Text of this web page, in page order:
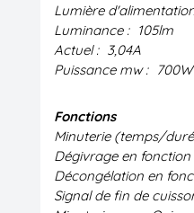
Lumière
Luminance : 105lm
Actuel : 3,04A
Puissance mw : 700W
Fonctions
Minuterie (temps/
Dégivrage en
Décongélation en
Signal de fin de